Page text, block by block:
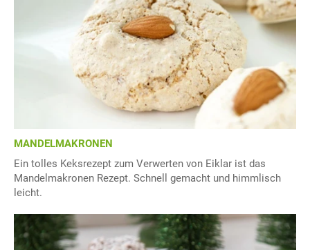
MANDELMAKRONEN
Ein tolles Keksrezept zum Verwerten von Eiklar ist das
Mandelmakronen Rezept. Schnell gemacht und himmlisch
leicht.